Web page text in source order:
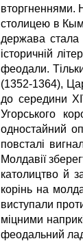
вторгненнями.
столицею в
держава стала
історичній
феодали.
(1352-1364),
до середини
Угорського
одностайний
повсталі
Молдавії
католицтво й
корінь на
виступали
міцними
феодальний